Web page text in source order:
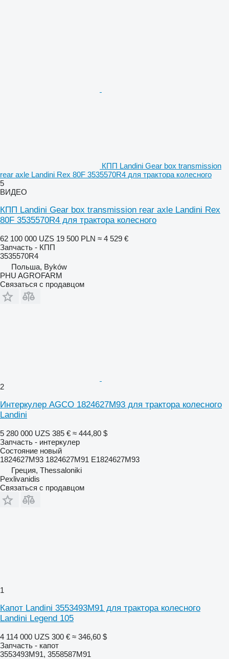
КПП Landini Gear box transmission
rear axle Landini Rex 80F 3535570R4 для трактора колесного
5
ВИДЕО
КПП Landini Gear box transmission rear axle Landini Rex
80F 3535570R4 для трактора колесного
62 100 000 UZS 19 500 PLN ≈ 4 529 €
Запчасть - КПП
3535570R4
Польша, Byków
PHU AGROFARM
Связаться с продавцом
2
Интеркулер AGCO 1824627M93 для трактора колесного
Landini
5 280 000 UZS 385 € ≈ 444,80 $
Запчасть - интеркулер
Состояние новый
1824627M93 1824627M91 E1824627M93
Греция, Thessaloniki
Pexlivanidis
Связаться с продавцом
1
Капот Landini 3553493M91 для трактора колесного
Landini Legend 105
4 114 000 UZS 300 € ≈ 346,60 $
Запчасть - капот
3553493M91, 3558587M91